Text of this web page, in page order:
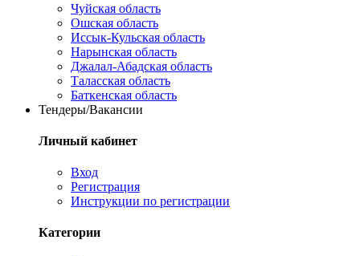
Чуйская область
Ошская область
Иссык-Кульская область
Нарынская область
Джалал-Абадская область
Таласская область
Баткенская область
Тендеры/Вакансии
Личный кабинет
Вход
Регистрация
Инструкции по регистрации
Категории